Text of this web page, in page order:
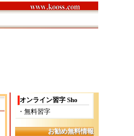
オンライン習字 Sho
・無料習字
お勧め無料情報